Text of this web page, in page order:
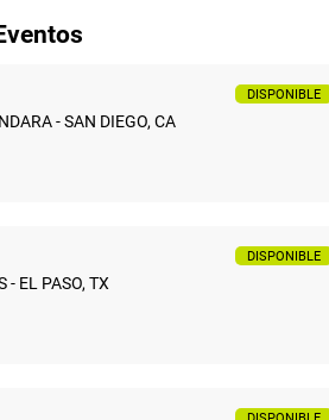
DISPONIBLE
- SAN DIEGO, CA
DISPONIBLE
- EL PASO, TX